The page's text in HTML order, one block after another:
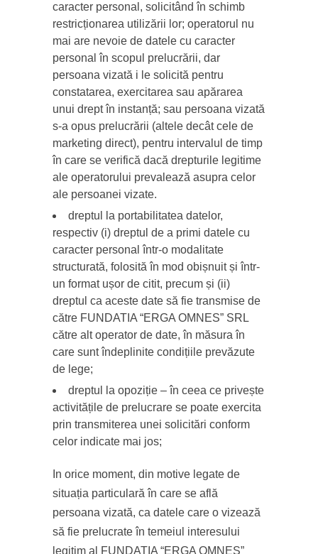
caracter personal, solicitând în schimb
restricționarea utilizării lor; operatorul nu
mai are nevoie de datele cu caracter
personal în scopul prelucrării, dar
persoana vizată i le solicită pentru
constatarea, exercitarea sau apărarea
unui drept în instanță; sau persoana vizată
s-a opus prelucrării (altele decât cele de
marketing direct), pentru intervalul de timp
în care se verifică dacă drepturile legitime
ale operatorului prevalează asupra celor
ale persoanei vizate.
dreptul la portabilitatea datelor,
respectiv (i) dreptul de a primi datele cu
caracter personal într-o modalitate
structurată, folosită în mod obișnuit și într-
un format ușor de citit, precum și (ii)
dreptul ca aceste date să fie transmise de
către FUNDATIA “ERGA OMNES” SRL
către alt operator de date, în măsura în
care sunt îndeplinite condițiile prevăzute
de lege;
dreptul la opoziție – în ceea ce privește
activitățile de prelucrare se poate exercita
prin transmiterea unei solicitări conform
celor indicate mai jos;
In orice moment, din motive legate de
situația particulară în care se află
persoana vizată, ca datele care o vizează
să fie prelucrate în temeiul interesului
legitim al FUNDATIA “ERGA OMNES”